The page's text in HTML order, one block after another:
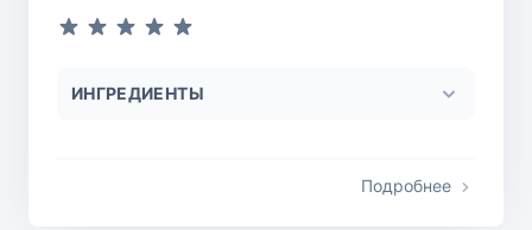
ИНГРЕДИЕНТЫ
Подробнее